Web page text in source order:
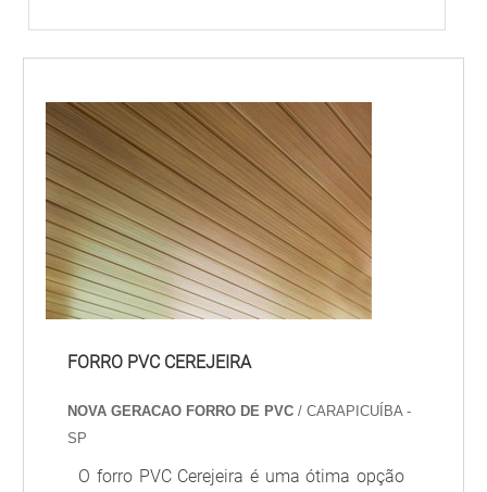
FORRO PVC CEREJEIRA
NOVA GERACAO FORRO DE PVC/ CARAPICUÍBA -
SP
O forro PVC Cerejeira é uma ótima opção